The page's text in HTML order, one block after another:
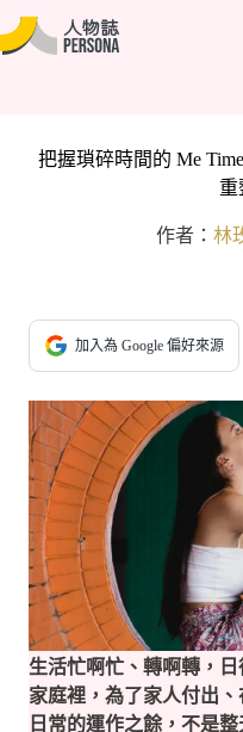
把握瑣碎時間的 Me
重
作者： 林
加入為 Google 偏好來源
生活忙啊忙、轉啊轉，
家庭裡，為了家人付出
日常的運作之餘，不是